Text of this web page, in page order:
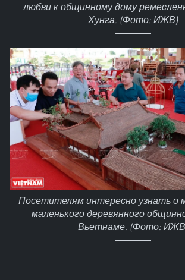
любви к общинному дому
Хунга. (Фото: ИЖВ)
Посетителям интересно узнать о
маленького деревянного
Вьетнаме. (Фото: